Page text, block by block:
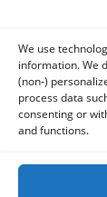
We use
information. We
(non-)
process data
consenting or
and functions.
τα νέα
Οι χρήστες
προστασίας